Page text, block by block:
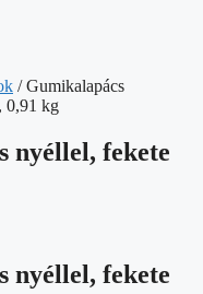
/ Gumikalapács
0,91 kg
nyéllel, fekete
nyéllel, fekete